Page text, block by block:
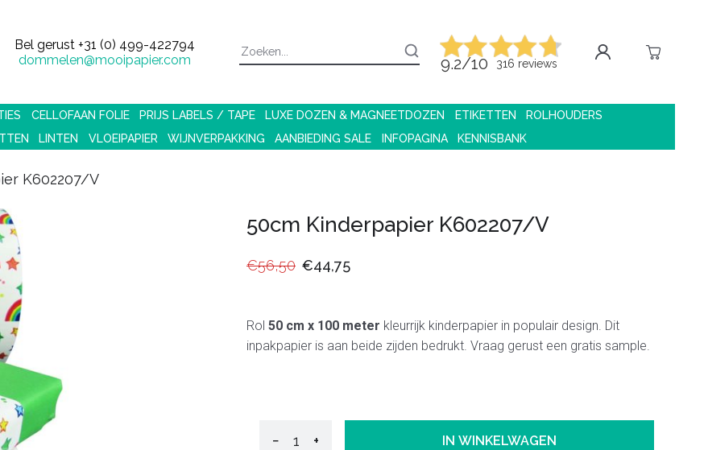
Bel gerust +31 (0) 499-422794
dommelen@mooipapier.com
9.2/10 316 reviews
CELLOFAAN FOLIE PRIJS LABELS / TAPE LUXE DOZEN & MAGNEETDOZEN ETIKETTEN
ROLHOUDERS
LINTEN VLOEIPAPIER WIJNVERPAKKING AANBIEDING SALE INFOPAGINA KENNISBANK
K602207/V
50cm Kinderpapier K602207/V
€56,50 €44,75
Rol 50 cm x 100 meter kleurrijk kinderpapier in populair design. Dit
inpakpapier is aan beide zijden bedrukt. Vraag gerust een gratis sample.
− + IN WINKELWAGEN